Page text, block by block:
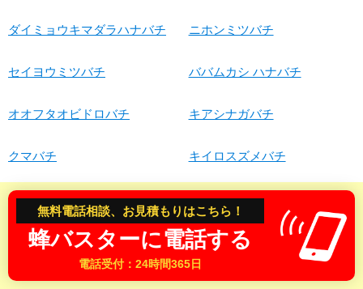
ダイミョウキマダラハナバチ ニホンミツバチ
セイヨウミツバチ ババムカシ ハナバチ
オオフタオビドロバチ キアシナガバチ
クマバチ キイロスズメバチ
オオカバフスジドロバチ オオスズメバチ
蜂退治・蜂の巣駆除対応地域
無料電話相談、お見積もりはこちら！
蜂バスターに電話する
電話受付：24時間365日